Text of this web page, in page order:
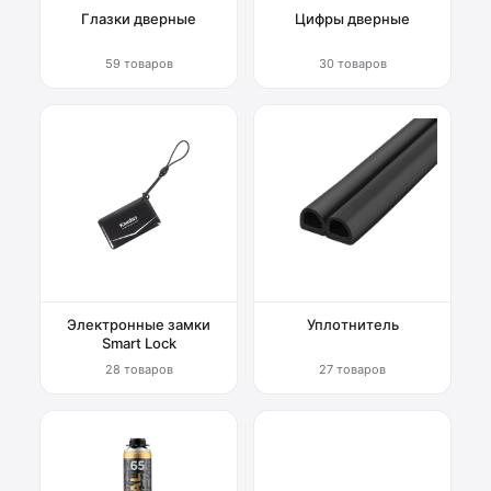
Глазки дверные
59 товаров
Цифры дверные
30 товаров
Электронные замки
Smart Lock
28 товаров
Уплотнитель
27 товаров